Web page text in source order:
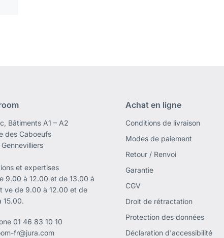
Bâtiments A1 – A2
des Caboeufs
et expertises
9.00 à 12.00 et de 13.00 à
ve de 9.00 à 12.00 et de
15.00.
01 46 83 10 10
fr@jura.com
Achat en ligne
Conditions de livraison
Modes de paiement
Retour / Renvoi
Garantie
CGV
Droit de rétractation
Protection des données
Déclaration d'accessibilité